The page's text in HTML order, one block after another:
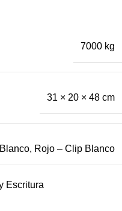
7000 kg
31 × 20 × 48 cm
, Rojo – Clip Blanco
Escritura